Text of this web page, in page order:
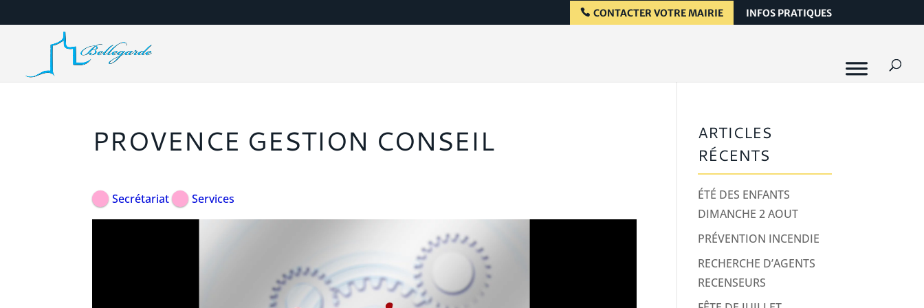
CONTACTER VOTRE MAIRIE INFOS PRATIQUES
PROVENCE GESTION CONSEIL
Secrétariat Services
ARTICLES
RÉCENTS
ÉTÉ DES ENFANTS
DIMANCHE 2 AOUT
PRÉVENTION INCENDIE
RECHERCHE D’AGENTS
RECENSEURS